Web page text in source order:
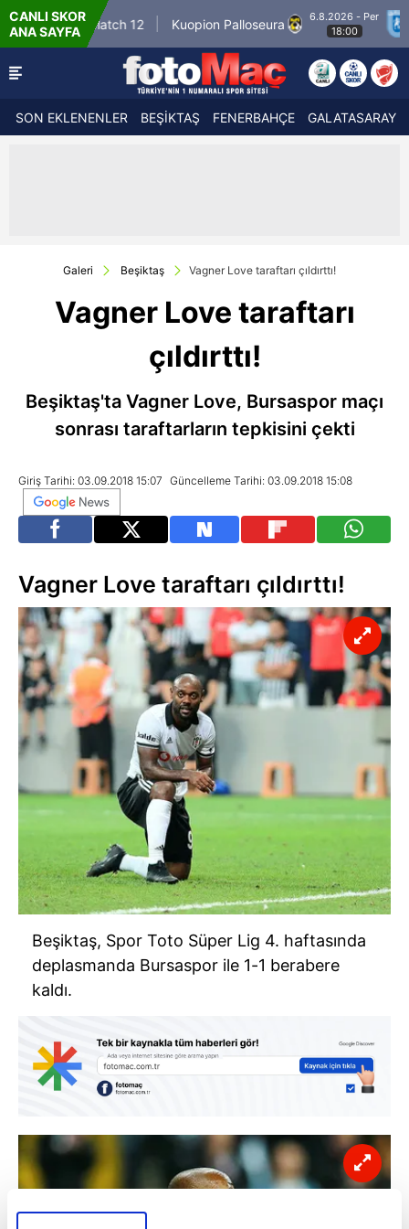
CANLI SKOR
ANA SAYFA
Winner Match 12 Kuopion Palloseura
6.8.2026 - Per
18:00
SON EKLENENLER BEŞİKTAŞ FENERBAHÇE GALATASARAY
Galeri Beşiktaş Vagner Love taraftarı çıldırttı!
Vagner Love taraftarı
çıldırttı!
Beşiktaş'ta Vagner Love, Bursaspor maçı
sonrası taraftarların tepkisini çekti
Giriş Tarihi: 03.09.2018 15:07 Güncelleme Tarihi: 03.09.2018 15:08
Vagner Love taraftarı çıldırttı!
Beşiktaş, Spor Toto Süper Lig 4. haftasında
deplasmanda Bursaspor ile 1-1 berabere
kaldı.